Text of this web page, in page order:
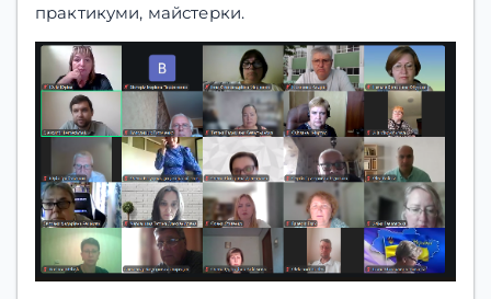
практикуми, майстерки.